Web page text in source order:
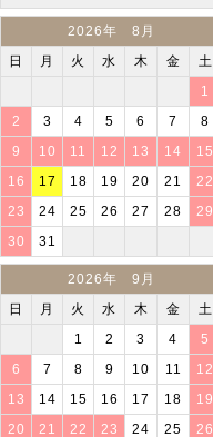
2026年 8月
日 月 火 水 木 金 土
1
2 3 4 5 6 7 8
9 10 11 12 13 14 15
16 17 18 19 20 21 22
23 24 25 26 27 28 29
30 31
2026年 9月
日 月 火 水 木 金 土
1 2 3 4 5
6 7 8 9 10 11 12
13 14 15 16 17 18 19
20 21 22 23 24 25 26